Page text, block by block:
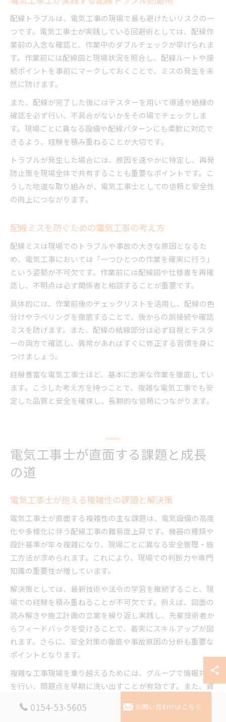
配線トラブルは、電気工事の現場で最も避けたいリスクの一
つです。電気工事士が実践している回避術としては、配線作
業前の入念な確認と、作業中のダブルチェックが挙げられま
す。作業前には配線図と現場状況を照合し、配線ルートや接
続ポイントを事前にマークしておくことで、ミスの発生を未
然に防げます。
また、配線が完了した後にはテスターを用いて導通や絶縁の
確認を必ず行い、不具合がないかをその場でチェックしま
す。現場ごとに異なる設備や配線パターンにも柔軟に対応で
きるよう、経験を積み重ねることが大切です。
トラブルが発生した場合には、原因を速やかに特定し、再発
防止策を現場全体で共有することも重要なポイントです。こ
うした地道な取り組みが、電気工事士としての信頼と安全性
の向上につながります。
配線ミスを防ぐための電気工事の考え方
配線ミスは現場でのトラブルや事故の大きな原因となるた
め、電気工事においては「一つひとつの作業を確実に行う」
という姿勢が不可欠です。作業前には配線図や仕様書を再確
認し、不明点は必ず関係者と相談することが重要です。
具体的には、作業前後のチェックリストを活用し、配線の色
分けやラベリングを徹底することで、後からの誤接続や確認
ミスを防げます。また、配線の結線部分は必ず目視とテスタ
ーの両方で確認し、異常があればすぐに修正する習慣を身に
つけましょう。
経験豊富な電気工事士ほど、基本に忠実な作業を徹底してい
ます。こうした考え方を持つことで、複雑な電気工事でも安
定した品質と安全を確保し、長期的な信頼につながります。
電気工事士が直面する課題と成長
の道
電気工事士が抱える複雑性の課題と解決策
電気工事士が直面する複雑性の主な課題は、電気設備の高度
化や多様化に伴う配線工事の難易度上昇です。機器の種類や
設計基準が年々複雑になり、現場ごとに異なる安全管理・施
工方法が求められます。これにより、現場での判断力や専門
知識の重要性が増しています。
解決策としては、最新技術や法令の学習を継続すること、現
場での経験を積み重ねることが不可欠です。例えば、図面の
読み解きや施工計画の立案を繰り返し実践し、先輩技術者か
らフィードバックを受けることで、着実にスキルアップが図
れます。さらに、安全対策の徹底や事故原因の分析も重要な
ポイントとなります。
複雑な工事現場を乗り越えるためには、グループで情報共有
を行い、問題点を早期に洗い出すことが有効です。また、資
な現場でも柔軟に対応できる力が養われます。
0154-53-5605 お問い合わせはこちら